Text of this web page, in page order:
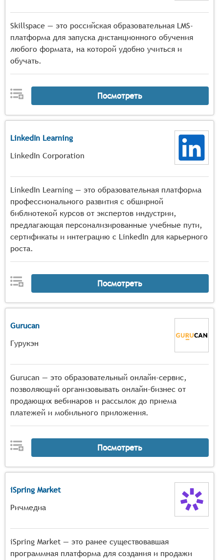
Skillspace — это российская образовательная LMS-
платформа для запуска дистанционного обучения
любого формата, на которой удобно учиться и
обучать.
Посмотреть
LinkedIn Learning
LinkedIn Corporation
LinkedIn Learning — это образовательная платформа
профессионального развития с обширной
библиотекой курсов от экспертов индустрии,
предлагающая персонализированные учебные пути,
сертификаты и интеграцию с LinkedIn для карьерного
роста.
Посмотреть
Gurucan
Гурукэн
Gurucan — это образовательный онлайн-сервис,
позволяющий организовывать онлайн-бизнес от
продающих вебинаров и рассылок до приема
платежей и мобильного приложения.
Посмотреть
iSpring Market
Ричмедиа
iSpring Market — это ранее существовавшая
программная платформа для создания и продажи